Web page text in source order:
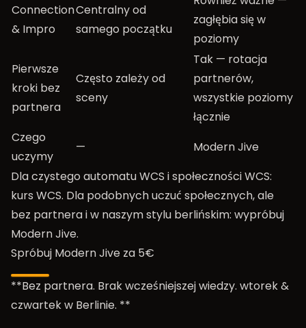
Connection
& Impro
Centralny od
samego początku
zagłębia się w
poziomy
Pierwsze
kroki bez
partnera
Często zależy od
sceny
Tak — rotacja
partnerów,
wszystkie poziomy
łącznie
Czego
uczymy
—
Modern Jive
Dla czystego automatu WCS i społeczności WCS:
kurs WCS. Dla podobnych uczuć społecznych, ale
bez partnera i w naszym stylu berlińskim: wypróbuj
Modern Jive.
Spróbuj Modern Jive za 5€
**Bez partnera. Brak wcześniejszej wiedzy. wtorek &
czwartek w Berlinie. **